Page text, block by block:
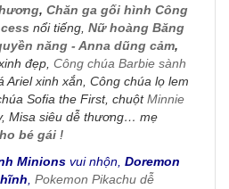
, Chăn ga gối hình Công
nổi tiếng, Nữ hoàng Băng
năng - Anna dũng cảm,
đẹp, Công chúa Barbie sành
Ariel xinh xắn, Công chúa lọ lem
Sofia the First, chuột Minnie
Misa siêu dễ thương… mẹ
bé gái !
Minions vui nhộn, Doremon
Pokemon Pikachu dễ